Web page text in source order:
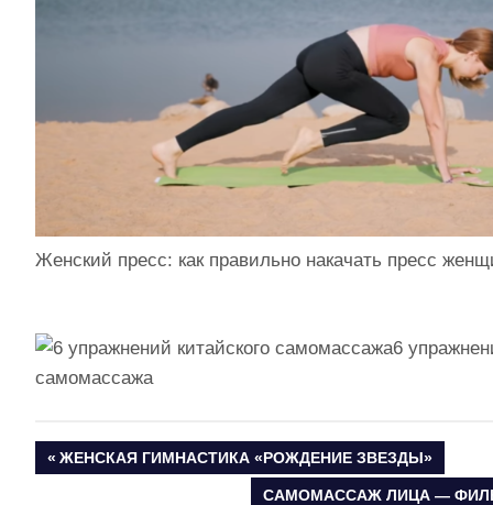
Женский пресс: как правильно накачать пресс
6
самомассажа
Навигация
ПРЕДЫДУЩАЯ
ЖЕНСКАЯ ГИМНАСТИКА «РОЖДЕНИЕ ЗВЕЗДЫ»
СЛЕДУЮЩАЯ
САМОМАССАЖ ЛИЦА —